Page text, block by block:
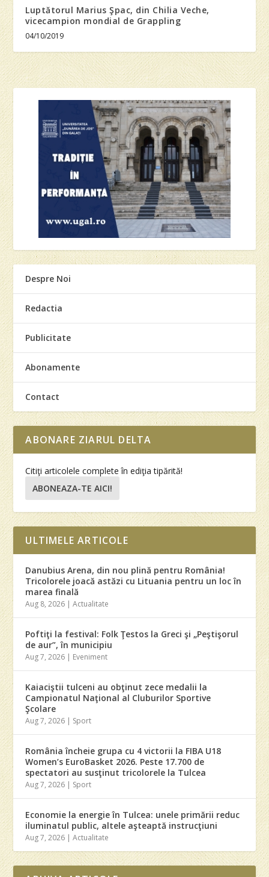
Luptătorul Marius Şpac, din Chilia Veche,
vicecampion mondial de Grappling
04/10/2019
Despre Noi
Redactia
Publicitate
Abonamente
Contact
ABONARE ZIARUL DELTA
Citiţi articolele complete în ediţia tipărită!
ABONEAZA-TE AICI!
ULTIMELE ARTICOLE
Danubius Arena, din nou plină pentru România!
Tricolorele joacă astăzi cu Lituania pentru un loc în
marea finală
Aug 8, 2026 |Actualitate
Poftiţi la festival: Folk Ţestos la Greci şi „Peştişorul
de aur”, în municipiu
Aug 7, 2026 | Eveniment
Kaiaciştii tulceni au obţinut zece medalii la
Campionatul Naţional al Cluburilor Sportive
Şcolare
Aug 7, 2026 | Sport
România încheie grupa cu 4 victorii la FIBA U18
Women’s EuroBasket 2026. Peste 17.700 de
spectatori au susţinut tricolorele la Tulcea
Aug 7, 2026 | Sport
Economie la energie în Tulcea: unele primării reduc
iluminatul public, altele aşteaptă instrucţiuni
Aug 7, 2026 |Actualitate